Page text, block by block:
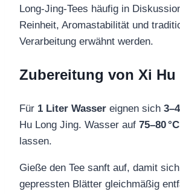
Long‑Jing‑Tees häufig in
Reinheit, Aromastabilität und
Verarbeitung erwähnt werden.
Zubereitung von Xi
Für 1 Liter Wasser eignen sich
Hu Long Jing. Wasser auf 75–80 °C
lassen.
Gieße den Tee sanft auf, damit
gepressten Blätter gleichmäßig